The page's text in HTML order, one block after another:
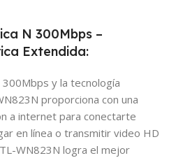
N 300Mbps –
Extendida:
y la tecnología
proporciona con una
a internet para conectarte
en línea o transmitir video HD
WN823N logra el mejor